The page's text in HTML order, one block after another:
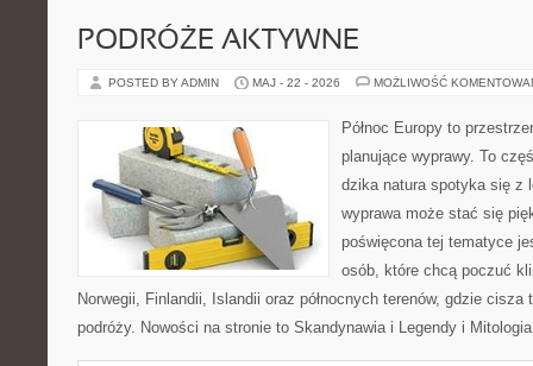
PODRÓŻE AKTYWNE
POSTED BY ADMIN MAJ - 22 - 2026 MOŻLIWOŚĆ
Północ Europy to
planujące wyprawy. To
dzika natura spotyka się z
wyprawa może stać się
poświęcona tej tematyce
osób, które chcą poczuć
Norwegii, Finlandii, Islandii oraz północnych terenów, gdzie cisza
podróży. Nowości na stronie to Skandynawia i Legendy i